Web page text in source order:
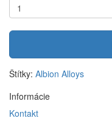
Štítky: Albion Alloys
Informácie
Kontakt